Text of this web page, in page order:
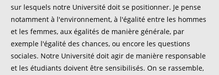
sur lesquels notre Université doit se positionner. Je pense
notamment à l'environnement, à l'égalité entre les hommes
et les femmes, aux égalités de manière générale, par
exemple l'égalité des chances, ou encore les questions
sociales. Notre Université doit agir de manière responsable
et les étudiants doivent être sensibilisés. On se rassemble,